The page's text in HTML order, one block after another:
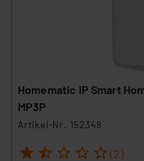
Homematic IP Smart
MP3P
Artikel-Nr. 152348
1 2 3 4 5 (2)